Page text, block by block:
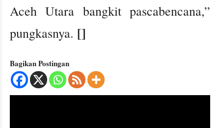
Aceh Utara bangkit pascabencana,”
pungkasnya. []
Bagikan Postingan